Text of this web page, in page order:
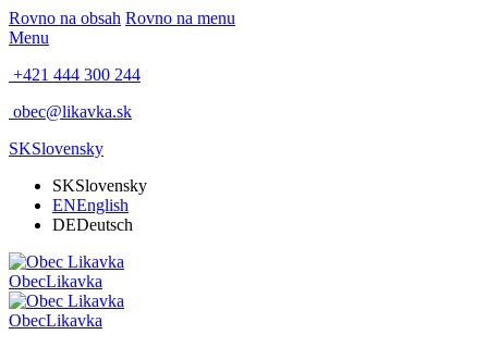
Rovno na obsah Rovno na menu
Menu
+421 444 300 244
obec@likavka.sk
SKSlovensky
SKSlovensky
ENEnglish
DEDeutsch
ObecLikavka
ObecLikavka